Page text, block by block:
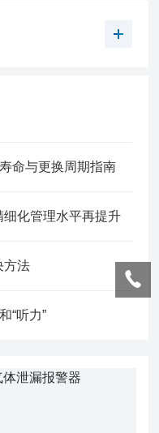
命与更换周期指南
化管理水平再提升
方法
“听力”